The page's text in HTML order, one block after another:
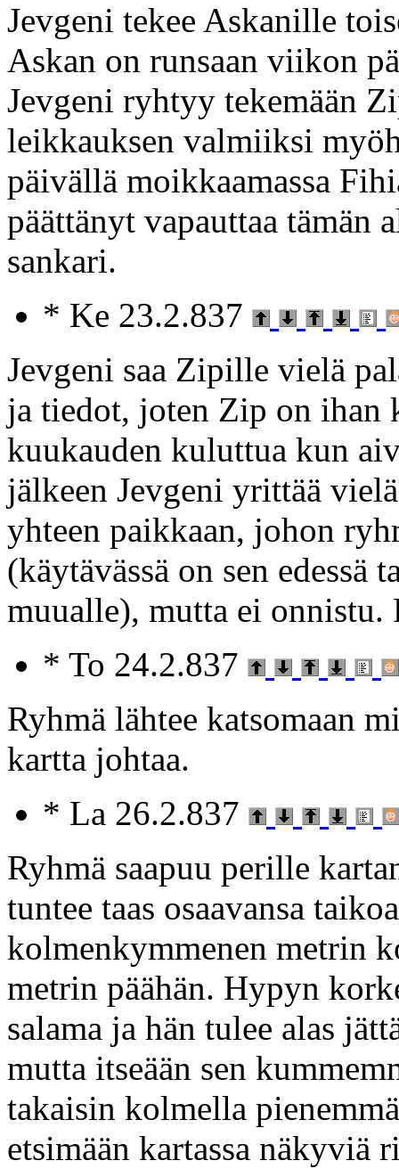
Jevgeni tekee Askanille
Askan on runsaan viikon
Jevgeni ryhtyy tekemään
leikkauksen valmiiksi
päivällä moikkaamassa
päättänyt vapauttaa tämän
sankari.
* Ke 23.2.837
Jevgeni saa Zipille vielä
ja tiedot, joten Zip on ihan
kuukauden kuluttua kun
jälkeen Jevgeni yrittää
yhteen paikkaan, johon
(käytävässä on sen
muualle), mutta ei onnistu.
* To 24.2.837
Ryhmä lähtee katsomaan
kartta johtaa.
* La 26.2.837
Ryhmä saapuu perille
tuntee taas osaavansa
kolmenkymmenen metrin
metrin päähän. Hypyn
salama ja hän tulee alas
mutta itseään sen
takaisin kolmella
etsimään kartassa näkyviä